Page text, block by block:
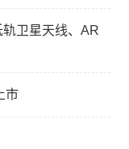
卫星天线、AR
市